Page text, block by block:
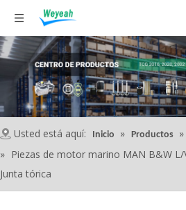
Usted está aquí: Inicio » Productos »
» Piezas de motor marino MAN B&W L/
Junta tórica